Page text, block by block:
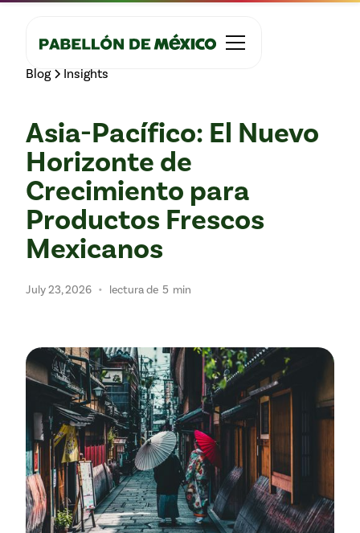
Blog Insights
Asia-Pacífico: El Nuevo
Horizonte de
Crecimiento para
Productos Frescos
Mexicanos
July 23, 2026 • lectura de 5 min